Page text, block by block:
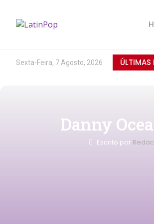
Sexta-Feira, 7 Agosto, 2026 ÚLTIMAS
Danny
Escrito por